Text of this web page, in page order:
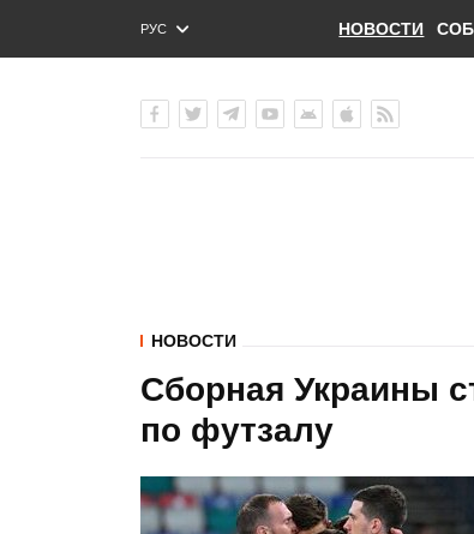
РУС
ENG
НОВОСТИ
НОВОСТИ
Сборная Украины
по футзалу